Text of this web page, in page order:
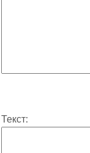
Текст: